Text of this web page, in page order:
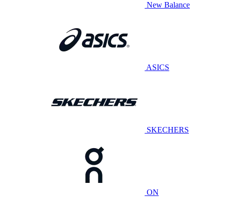
New Balance
ASICS
SKECHERS
ON